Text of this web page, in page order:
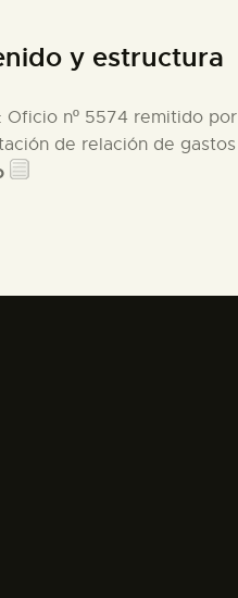
y estructura
: Oficio nº 5574 remitido
de relación de